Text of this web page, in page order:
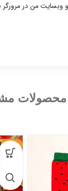
وبسایت من در مرورگر
محصولات
-25%